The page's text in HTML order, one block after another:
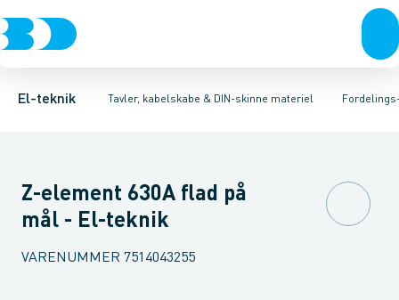
El-teknik Tavler, kabelskabe & DIN-skinne materiel
Afbrydere, stikkontakter & lampeudtagForgreningsmateriel
Tavler, kapsling og rackskabe Fordelings-/byggepladstavler
Afgangsbox for kanalskinneTilgangsboks for strømskinne
Z-element 630A flad på
mål - El-teknik
VARENUMMER 7514043255